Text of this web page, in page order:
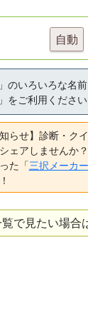
自動
のいろいろな名
」をご利用ください
知らせ】診断・ク
ェアしませんか
た「三択メーカー
覧で見たい場合